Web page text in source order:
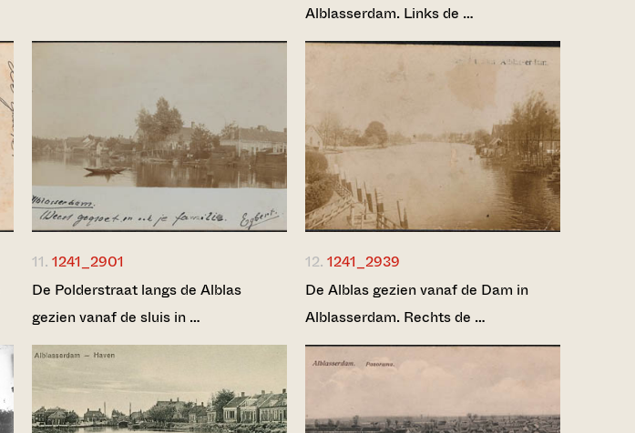
Alblasserdam. Links de …
11. 1241_2901
De Polderstraat langs de Alblas
gezien vanaf de sluis in …
12. 1241_2939
De Alblas gezien vanaf de Dam in
Alblasserdam. Rechts de …